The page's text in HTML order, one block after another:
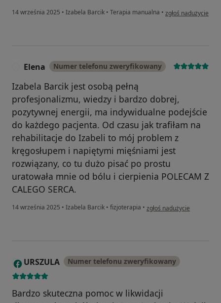
14 września 2025 • Izabela Barcik • Terapia manualna • w opinii
zgłoś nadużycie
Elena Numer telefonu zweryfikowany
Izabela Barcik jest osobą pełną
profesjonalizmu, wiedzy i bardzo dobrej,
pozytywnej energii, ma indywidualne podejście
do każdego pacjenta. Od czasu jak trafiłam na
rehabilitacje do Izabeli to mój problem z
kręgosłupem i napiętymi mięśniami jest
rozwiązany, co tu dużo pisać po prostu
uratowała mnie od bólu i cierpienia POLECAM Z
CALEGO SERCA.
14 września 2025 • Izabela Barcik • fizjoterapia • w opinii użytkownika Elena
zgłoś nadużycie
U URSZULA Numer telefonu zweryfikowany
Bardzo skuteczna pomoc w likwidacji